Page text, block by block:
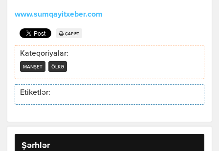
www.sumqayitxeber.com
ÇAP ET
Kateqoriyalar:
MANŞET ÖLKƏ
Etiketlər:
Şərhlər